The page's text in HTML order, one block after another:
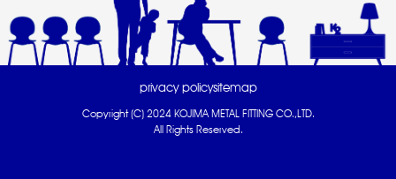
Copyright (C) 2024 KOJIMA METAL FITTING CO.,LTD.
All Rights Reserved.
privacy policysitemap